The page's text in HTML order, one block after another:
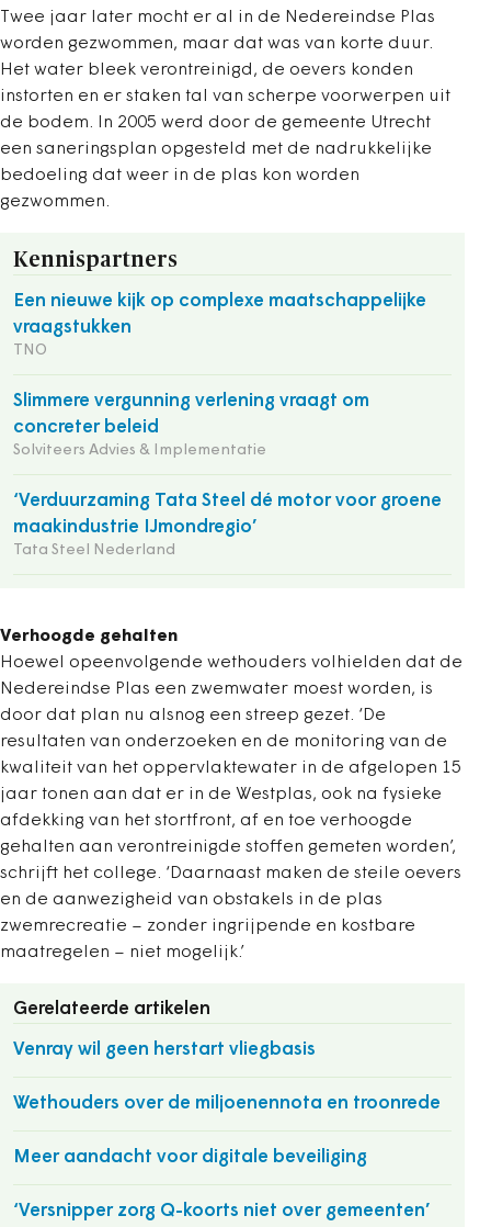
Twee jaar later mocht er al in de Nedereindse Plas
worden gezwommen, maar dat was van korte duur.
Het water bleek verontreinigd, de oevers konden
instorten en er staken tal van scherpe voorwerpen uit
de bodem. In 2005 werd door de gemeente Utrecht
een saneringsplan opgesteld met de nadrukkelijke
bedoeling dat weer in de plas kon worden
gezwommen.
Kennispartners
Een nieuwe kijk op complexe maatschappelijke
vraagstukken
TNO
Slimmere vergunning verlening vraagt om
concreter beleid
Solviteers Advies & Implementatie
‘Verduurzaming Tata Steel dé motor voor groene
maakindustrie IJmondregio’
Tata Steel Nederland
Verhoogde gehalten
Hoewel opeenvolgende wethouders volhielden dat de
Nedereindse Plas een zwemwater moest worden, is
door dat plan nu alsnog een streep gezet. ‘De
resultaten van onderzoeken en de monitoring van de
kwaliteit van het oppervlaktewater in de afgelopen 15
jaar tonen aan dat er in de Westplas, ook na fysieke
afdekking van het stortfront, af en toe verhoogde
gehalten aan verontreinigde stoffen gemeten worden’,
schrijft het college. ‘Daarnaast maken de steile oevers
en de aanwezigheid van obstakels in de plas
zwemrecreatie – zonder ingrijpende en kostbare
maatregelen – niet mogelijk.’
Gerelateerde artikelen
Venray wil geen herstart vliegbasis
Wethouders over de miljoenennota en troonrede
Meer aandacht voor digitale beveiliging
‘Versnipper zorg Q-koorts niet over gemeenten’